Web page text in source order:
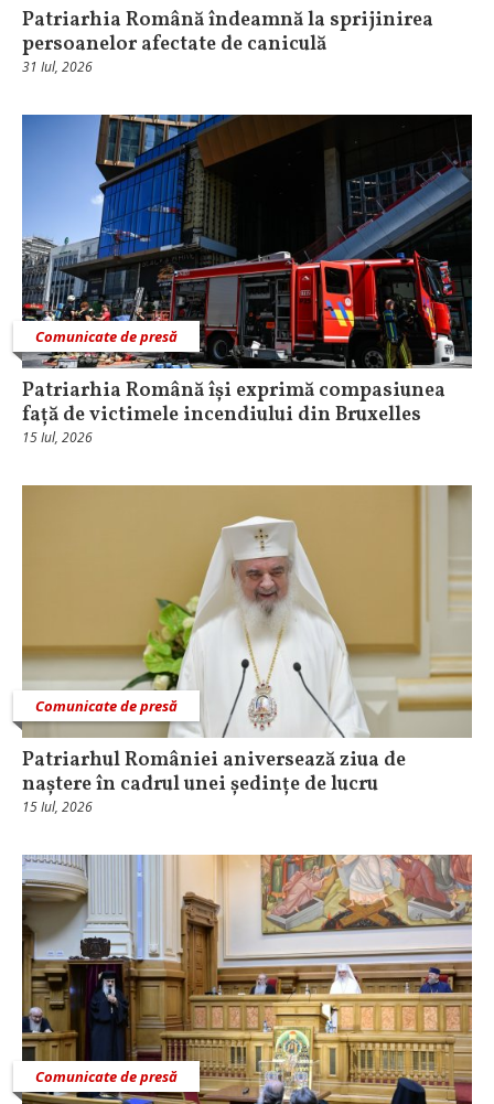
Patriarhia Română îndeamnă la sprijinirea
persoanelor afectate de caniculă
31 Iul, 2026
Comunicate de presă
Patriarhia Română își exprimă compasiunea
față de victimele incendiului din Bruxelles
15 Iul, 2026
Comunicate de presă
Patriarhul României aniversează ziua de
naștere în cadrul unei ședințe de lucru
15 Iul, 2026
Comunicate de presă